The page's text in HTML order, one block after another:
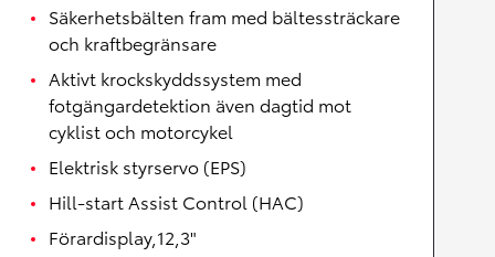
Säkerhetsbälten fram med bältessträckare
och kraftbegränsare
Aktivt krockskyddssystem med
fotgängardetektion även dagtid mot
cyklist och motorcykel
Elektrisk styrservo (EPS)
Hill-start Assist Control (HAC)
Förardisplay,12,3"